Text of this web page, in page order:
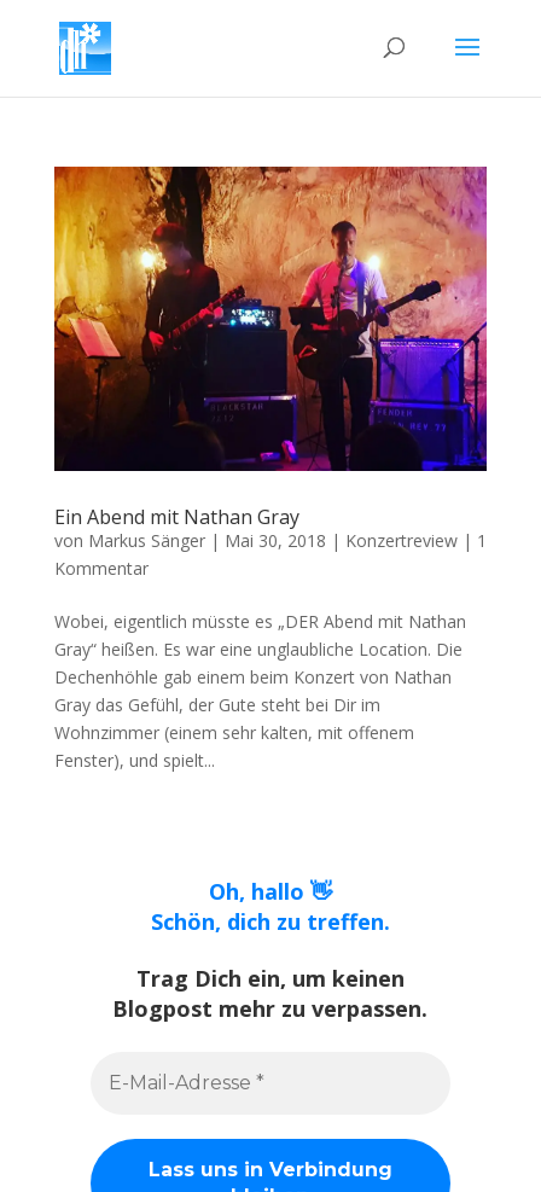
Ein Abend mit Nathan Gray
von Markus Sänger| Mai 30, 2018 | Konzertreview| 1
Kommentar
Wobei, eigentlich müsste es „DER Abend mit Nathan
Gray“ heißen. Es war eine unglaubliche Location. Die
Dechenhöhle gab einem beim Konzert von Nathan
Gray das Gefühl, der Gute steht bei Dir im
Wohnzimmer (einem sehr kalten, mit offenem
Fenster), und spielt...
Oh, hallo 👋
Schön, dich zu treffen.
Trag Dich ein, um keinen
Blogpost mehr zu verpassen.